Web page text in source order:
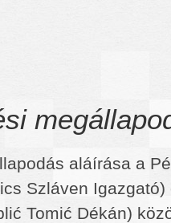
aláírása a
Szláven
Tomić Dékán)